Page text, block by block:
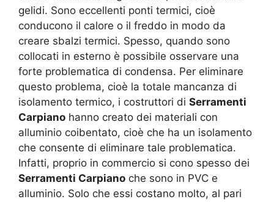
gelidi. Sono eccellenti ponti termici, cioè
conducono il calore o il freddo in modo da
creare sbalzi termici. Spesso, quando sono
collocati in esterno è possibile osservare una
forte problematica di condensa. Per eliminare
questo problema, cioè la totale mancanza di
isolamento termico, i costruttori di Serramenti
Carpiano hanno creato dei materiali con
alluminio coibentato, cioè che ha un isolamento
che consente di eliminare tale problematica.
Infatti, proprio in commercio si cono spesso dei
Serramenti Carpiano che sono in PVC e
alluminio. Solo che essi costano molto, al pari